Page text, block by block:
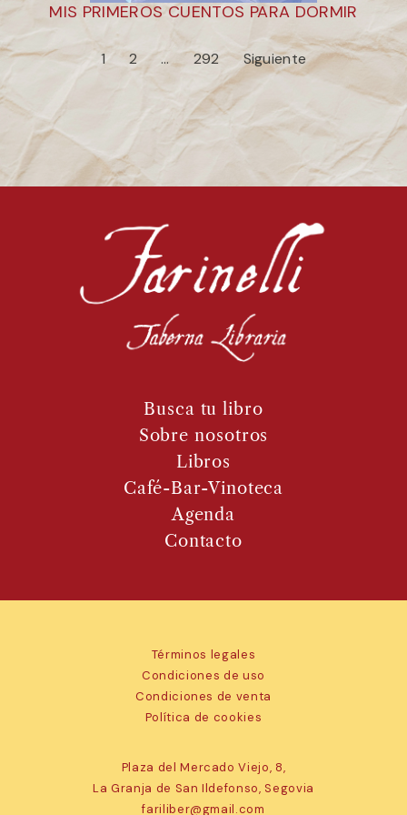
MIS PRIMEROS CUENTOS PARA DORMIR
1 2 … 292 Siguiente
Busca tu libro
Sobre nosotros
Libros
Café-Bar-Vinoteca
Agenda
Contacto
Términos legales
Condiciones de uso
Condiciones de venta
Política de cookies
Plaza del Mercado Viejo, 8,
La Granja de San Ildefonso, Segovia
fariliber@gmail.com